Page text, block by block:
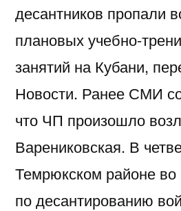
десантников пропали
плановых учебно-
занятий на Кубани,
Новости. Ранее СМИ
что ЧП произошло
Варениковская. В
Темрюкском районе во
по десантированию